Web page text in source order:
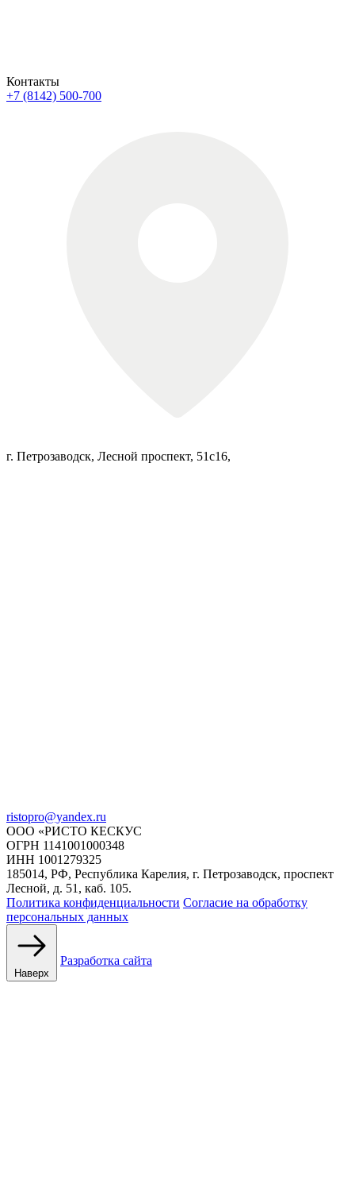
Контакты
+7 (8142) 500-700
г. Петрозаводск, Лесной проспект, 51с16,
ristopro@yandex.ru
ООО «РИСТО КЕСКУС
ОГРН 1141001000348
ИНН 1001279325
185014, РФ, Республика Карелия, г. Петрозаводск, проспект
Лесной, д. 51, каб. 105.
Политика конфиденциальности Согласие на обработку
персональных данных
Наверх
Разработка сайта